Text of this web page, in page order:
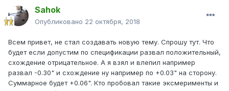
Sahok
Опубликовано 22 октября, 2018
Всем привет, не стал создавать новую тему. Спрошу тут. Что
будет если допустим по спецификации развал положительный,
схождение отрицательное. А я взял и влепил например
развал -0.30" и схождение ну например по +0.03" на сторону.
Суммарное будет +0.06". Кто пробовал такие эксмерименты и